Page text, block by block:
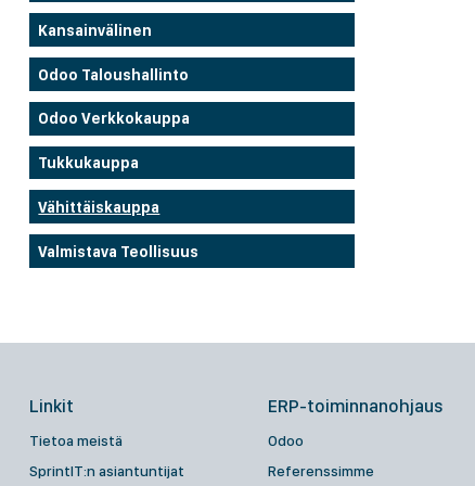
Kansainvälinen
Odoo Taloushallinto
Odoo Verkkokauppa
Tukkukauppa
Vähittäiskauppa
Valmistava Teollisuus
Linkit
Tietoa meistä
SprintIT:n asiantuntijat
ERP-toiminnanohjaus
Odoo
Referenssimme